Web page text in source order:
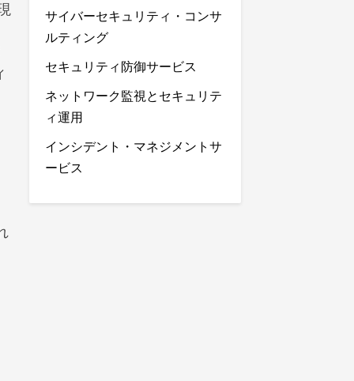
サイバーセキュリティ・コンサ
ルティング
セキュリティ防御サービス
ネットワーク監視とセキュリテ
ィ運用
インシデント・マネジメントサ
ービス